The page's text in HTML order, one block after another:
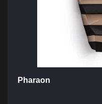
Pharaon